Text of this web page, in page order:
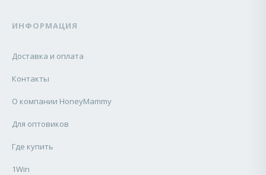
ИНФОРМАЦИЯ
Доставка и оплата
Контакты
О компании HoneyMammy
Для оптовиков
Где купить
1Win